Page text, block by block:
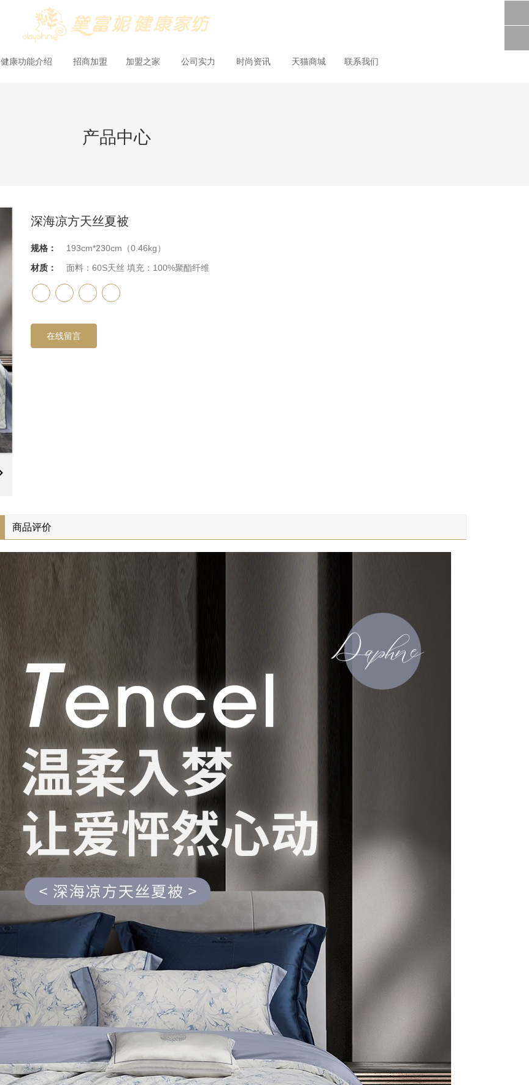
健康功能介绍 招商加盟 加盟之家 公司实力 时尚资讯 天猫商城 联系我们
产品中心
深海凉方天丝夏被
规格：
193cm*230cm（0.46kg）
材质：
面料：60S天丝 填充：100%聚酯纤维
在线留言
商品评价